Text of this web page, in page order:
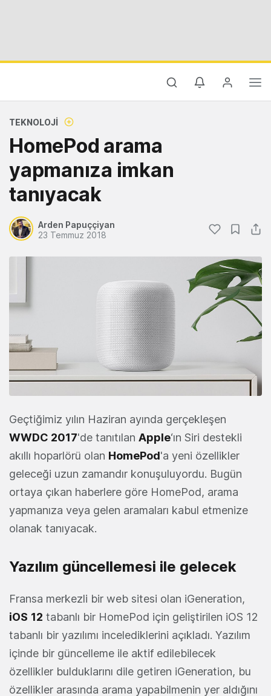
TEKNOLOJI
HomePod arama
yapmanıza imkan
tanıyacak
Arden Papuççiyan
23 Temmuz 2018
Geçtiğimiz yılın Haziran ayında gerçekleşen
WWDC 2017'de tanıtılan Apple‘ın Siri destekli
akıllı hoparlörü olan HomePod'a yeni özellikler
geleceği uzun zamandır konuşuluyordu. Bugün
ortaya çıkan haberlere göre HomePod, arama
yapmanıza veya gelen aramaları kabul etmenize
olanak tanıyacak.
Yazılım güncellemesi ile gelecek
Fransa merkezli bir web sitesi olan iGeneration,
iOS 12 tabanlı bir HomePod için geliştirilen iOS 12
tabanlı bir yazılımı incelediklerini açıkladı. Yazılım
içinde bir güncelleme ile aktif edilebilecek
özellikler bulduklarını dile getiren iGeneration, bu
özellikler arasında arama yapabilmenin yer aldığını